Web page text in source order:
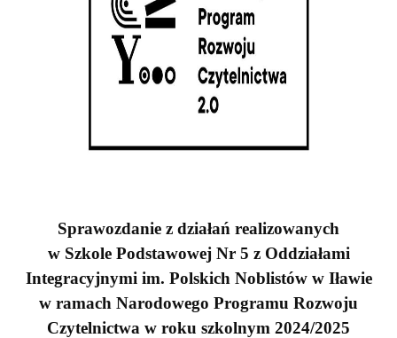
Sprawozdanie z działań realizowanych
w Szkole Podstawowej Nr 5 z Oddziałami
Integracyjnymi im. Polskich Noblistów w Iławie
w ramach Narodowego Programu Rozwoju
Czytelnictwa w roku szkolnym 2024/2025